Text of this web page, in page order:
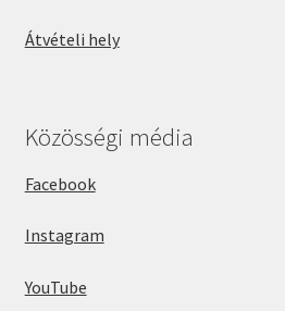
Átvételi hely
Közösségi média
Facebook
Instagram
YouTube